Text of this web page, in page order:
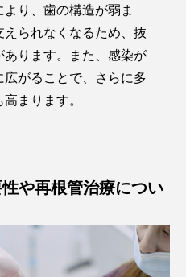
り、歯の構造が弱ま
えられなくなるため、抜
ります。また、感染が
広がることで、さらに多
まります。
や再根管治療につい